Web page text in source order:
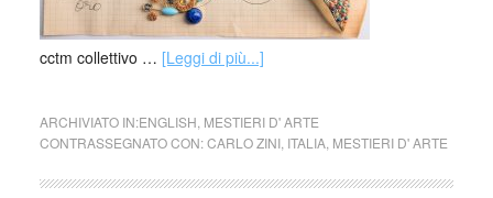
cctm collettivo … [Leggi di più...]
ARCHIVIATO IN:ENGLISH MESTIERI D' ARTE
CONTRASSEGNATO CON:CARLO ZINI, ITALIA, MESTIERI D' ARTE